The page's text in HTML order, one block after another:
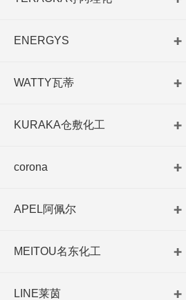
ENERGYS
WATTY瓦蒂
KURAKA仓敷化工
corona
APEL阿佩尔
MEITOU名东化工
LINE莱茵